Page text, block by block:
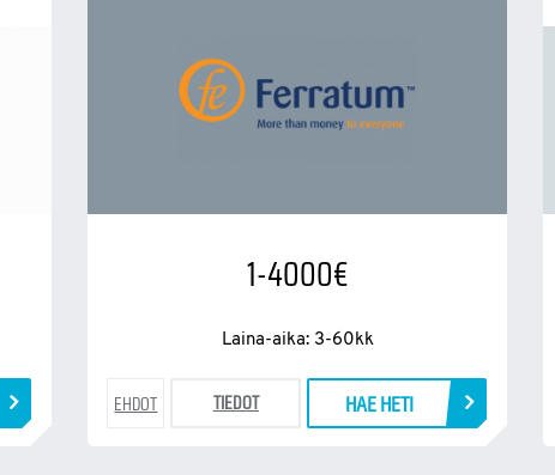
1-4000€
Laina-aika: 3-60kk
EHDOT TIEDOT HAE HETI